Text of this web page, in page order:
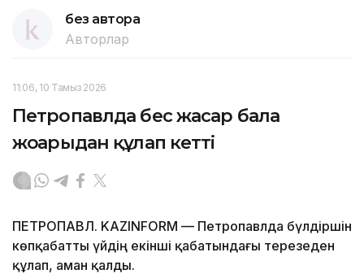
без автора
Авторлар
11:06, 10 Тамыз 2026
Петропавлда бес жасар бала
жоғарыдан құлап кетті
ПЕТРОПАВЛ. KAZINFORM — Петропавлда бүлдіршін
көпқабатты үйдің екінші қабатындағы терезеден
құлап, аман қалды.